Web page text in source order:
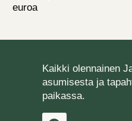
euroa
Kaikki olennainen
asumisesta ja
paikassa.